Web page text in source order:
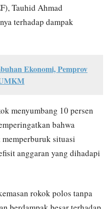
Tauhid Ahmad
terhadap dampak
Ekonomi, Pemprov
menyumbang 10 persen
bahwa
situasi
anggaran yang dihadapi
rokok polos tanpa